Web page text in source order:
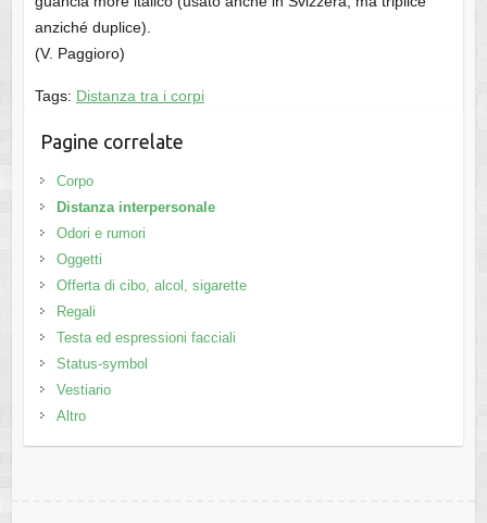
anziché duplice).
(V. Paggioro)
Tags: Distanza tra i corpi
Pagine correlate
Corpo
Distanza interpersonale
Odori e rumori
Oggetti
Offerta di cibo, alcol, sigarette
Regali
Testa ed espressioni facciali
Status-symbol
Vestiario
Altro